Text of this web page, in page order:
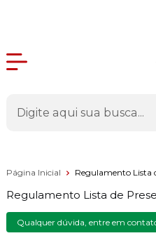
Página Inicial Regulamento Lista
Regulamento Lista de
Qualquer dúvida, entre em